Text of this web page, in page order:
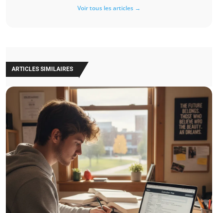
Voir tous les articles →
ARTICLES SIMILAIRES